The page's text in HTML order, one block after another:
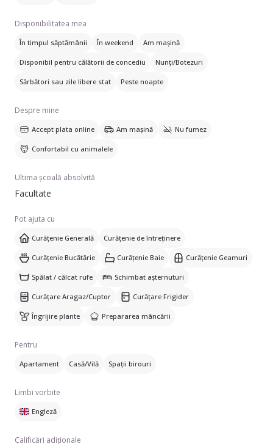
și să îmi fac treaba bine. Pot lucra în apartamente, case/vile
sau spații de birouri. Vorbesc limba engleză, ceea ce poate fi
Disponibilitatea mea
În timpul săptămânii În weekend Am mașină
Disponibil pentru călătorii de concediu Nunți/Botezuri
Sărbători sau zile libere stat Peste noapte
Despre mine
Accept plata online Am mașină Nu fumez
Confortabil cu animalele
Ultima școală absolvită
Facultate
Pot ajuta cu
Curățenie Generală Curățenie de întreținere
Curățenie Bucătărie Curățenie Baie Curățenie Geamuri
Spălat / călcat rufe Schimbat așternuturi
Curățare Aragaz/Cuptor Curățare Frigider
Îngrijire plante Prepararea mâncării
Pentru
Apartament Casă/Vilă Spații birouri
Limbi vorbite
Engleză
Calificări adiționale